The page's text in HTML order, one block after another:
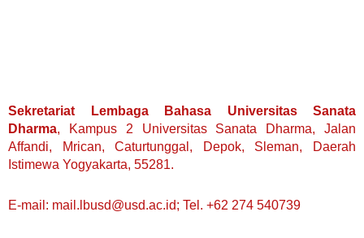
Sekretariat Lembaga Bahasa Universitas Sanata
Dharma, Kampus 2 Universitas Sanata Dharma, Jalan
Affandi, Mrican, Caturtunggal, Depok, Sleman, Daerah
Istimewa Yogyakarta, 55281.
E-mail: mail.lbusd@usd.ac.id; Tel. +62 274 540739